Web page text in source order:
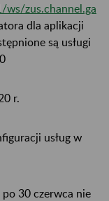
zus.channel.ga
dla aplikacji
są usługi
r.
usług w
30 czerwca nie